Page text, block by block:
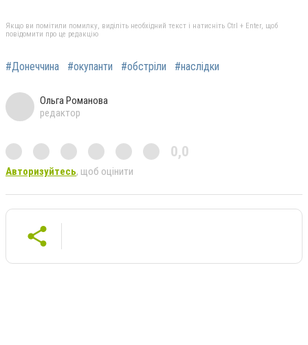
Якщо ви помітили помилку, виділіть необхідний текст і натисніть Ctrl + Enter, щоб
повідомити про це редакцію
#Донеччина #окупанти #обстріли #наслідки
Ольга Романова
редактор
0,0
Авторизуйтесь, щоб оцінити